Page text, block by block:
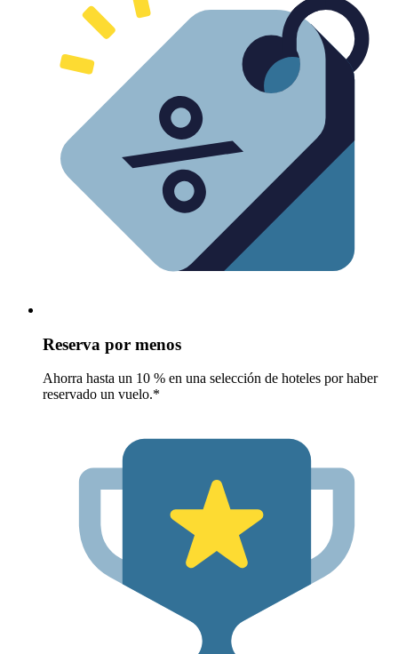
Reserva por menos
Ahorra hasta un 10 % en una selección de hoteles por haber
reservado un vuelo.*